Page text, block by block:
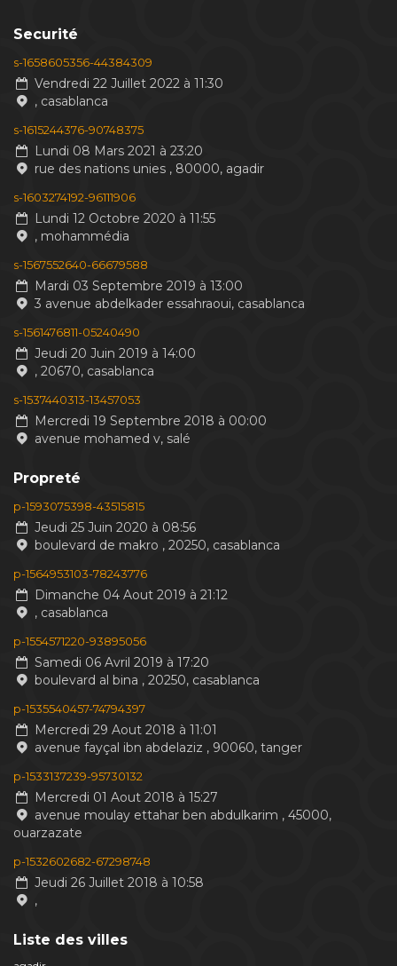
Securité
s-1658605356-44384309
Vendredi 22 Juillet 2022 à 11:30
, casablanca
s-1615244376-90748375
Lundi 08 Mars 2021 à 23:20
rue des nations unies , 80000, agadir
s-1603274192-96111906
Lundi 12 Octobre 2020 à 11:55
, mohammédia
s-1567552640-66679588
Mardi 03 Septembre 2019 à 13:00
3 avenue abdelkader essahraoui, casablanca
s-1561476811-05240490
Jeudi 20 Juin 2019 à 14:00
, 20670, casablanca
s-1537440313-13457053
Mercredi 19 Septembre 2018 à 00:00
avenue mohamed v, salé
Propreté
p-1593075398-43515815
Jeudi 25 Juin 2020 à 08:56
boulevard de makro , 20250, casablanca
p-1564953103-78243776
Dimanche 04 Aout 2019 à 21:12
, casablanca
p-1554571220-93895056
Samedi 06 Avril 2019 à 17:20
boulevard al bina , 20250, casablanca
p-1535540457-74794397
Mercredi 29 Aout 2018 à 11:01
avenue fayçal ibn abdelaziz , 90060, tanger
p-1533137239-95730132
Mercredi 01 Aout 2018 à 15:27
avenue moulay ettahar ben abdulkarim , 45000,
ouarzazate
p-1532602682-67298748
Jeudi 26 Juillet 2018 à 10:58
,
Liste des villes